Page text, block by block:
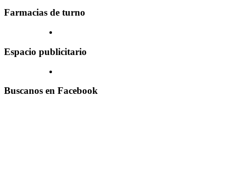
Farmacias de turno
Espacio publicitario
Buscanos en Facebook